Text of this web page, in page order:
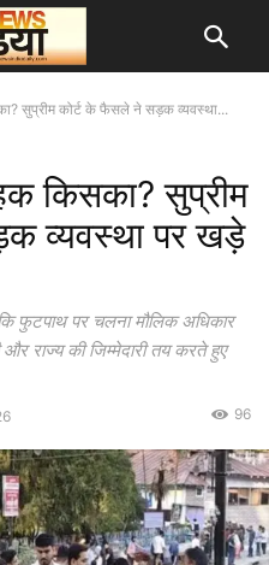
सुप्रीम कोर्ट के फैसले ने सड़क व्यवस्था...
किसका? सुप्रीम
व्यवस्था पर खड़े
फुटपाथ पर चलना मौलिक अधिकार
और राज्य की जिम्मेदारी तय करते हुए
96